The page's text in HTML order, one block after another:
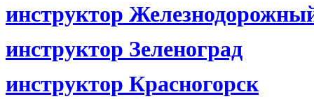
инструктор
инструктор Зеленоград
инструктор Красногорск